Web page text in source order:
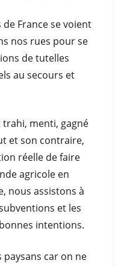
France se voient
nos rues pour se
de tutelles
au secours et
trahi, menti, gagné
et son contraire,
réelle de faire
agricole en
nous assistons à
et les
intentions.
car on ne